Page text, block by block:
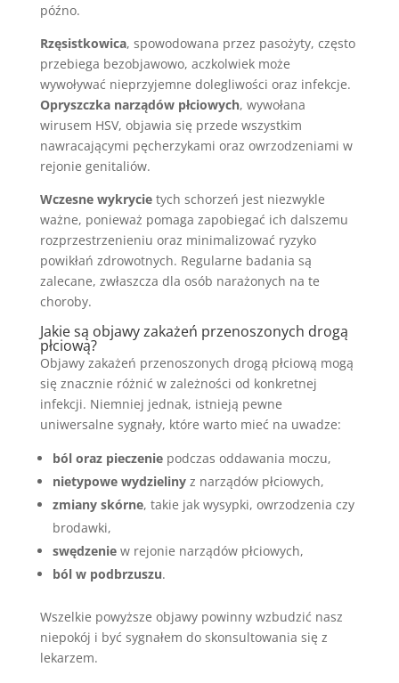
późno.
Rzęsistkowica, spowodowana przez pasożyty, często
przebiega bezobjawowo, aczkolwiek może
wywoływać nieprzyjemne dolegliwości oraz infekcje.
Opryszczka narządów płciowych, wywołana
wirusem HSV, objawia się przede wszystkim
nawracającymi pęcherzykami oraz owrzodzeniami w
rejonie genitaliów.
Wczesne wykrycietych schorzeń jest niezwykle
ważne, ponieważ pomaga zapobiegać ich dalszemu
rozprzestrzenieniu oraz minimalizować ryzyko
powikłań zdrowotnych. Regularne badania są
zalecane, zwłaszcza dla osób narażonych na te
choroby.
Jakie są objawy zakażeń przenoszonych drogą
płciową?
Objawy zakażeń przenoszonych drogą płciową mogą
się znacznie różnić w zależności od konkretnej
infekcji. Niemniej jednak, istnieją pewne
uniwersalne sygnały, które warto mieć na uwadze:
ból oraz pieczeniepodczas oddawania moczu,
nietypowe wydzielinyz narządów płciowych,
zmiany skórne, takie jak wysypki, owrzodzenia czy
brodawki,
swędzeniew rejonie narządów płciowych,
ból w podbrzuszu.
Wszelkie powyższe objawy powinny wzbudzić nasz
niepokój i być sygnałem do skonsultowania się z
lekarzem.